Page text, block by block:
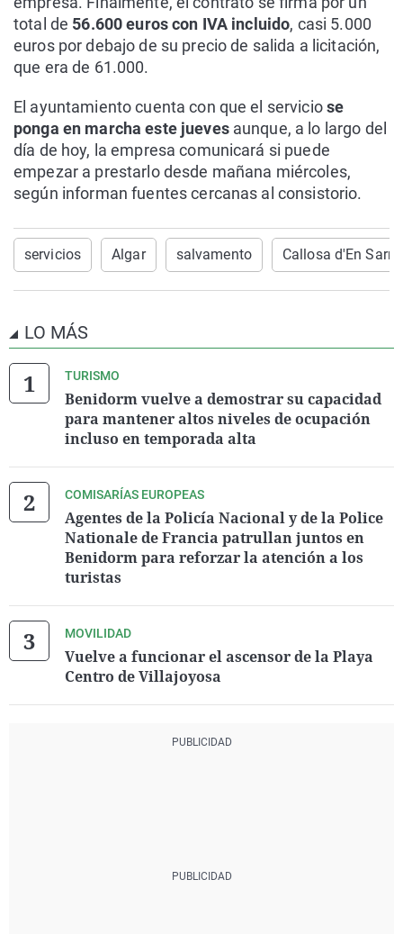
total de 56.600 euros con IVA incluido, casi 5.000
euros por debajo de su precio de salida a licitación,
que era de 61.000.
El ayuntamiento cuenta con que el serviciose
ponga en marcha este juevesaunque, a lo largo del
día de hoy, la empresa comunicará si puede
empezar a prestarlo desde mañana miércoles,
según informan fuentes cercanas al consistorio.
servicios Algar salvamento Callosa d'En
LO MÁS
TURISMO
Benidorm vuelve a demostrar su capacidad
para mantener altos niveles de ocupación
incluso en temporada alta
COMISARÍAS EUROPEAS
Agentes de la Policía Nacional y de la Police
Nationale de Francia patrullan juntos en
Benidorm para reforzar la atención a los
turistas
MOVILIDAD
Vuelve a funcionar el ascensor de la Playa
Centro de Villajoyosa